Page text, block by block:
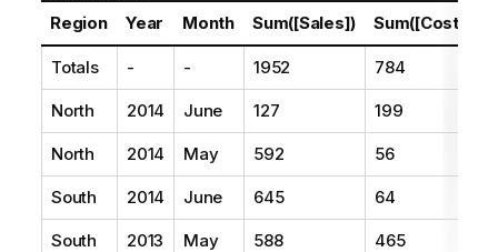
Region Year Month Sum([Sales]) Sum([Costs])
Totals - - 1952 784
North 2014 June 127 199
North 2014 May 592 56
South 2014 June 645 64
South 2013 May 588 465